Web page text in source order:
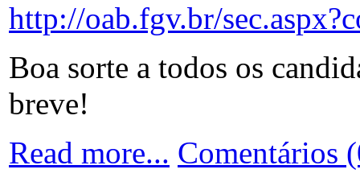
http://oab.fgv.br/
Boa sorte a todos os
breve!
Read more... Comentários